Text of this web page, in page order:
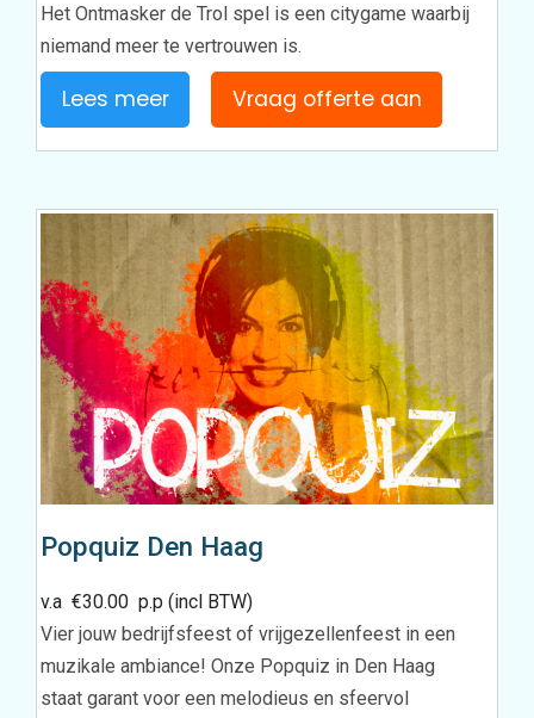
Het Ontmasker de Trol spel is een citygame waarbij
niemand meer te vertrouwen is.
Lees meer Vraag offerte aan
Popquiz Den Haag
v.a€30.00 p.p (incl BTW)
Vier jouw bedrijfsfeest of vrijgezellenfeest in een
muzikale ambiance! Onze Popquiz in Den Haag
staat garant voor een melodieus en sfeervol